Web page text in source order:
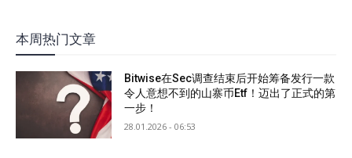
本周热门文章
Bitwise在Sec调查结束后开始筹备发行一款
令人意想不到的山寨币Etf！迈出了正式的第
一步！
28.01.2026 - 06:53